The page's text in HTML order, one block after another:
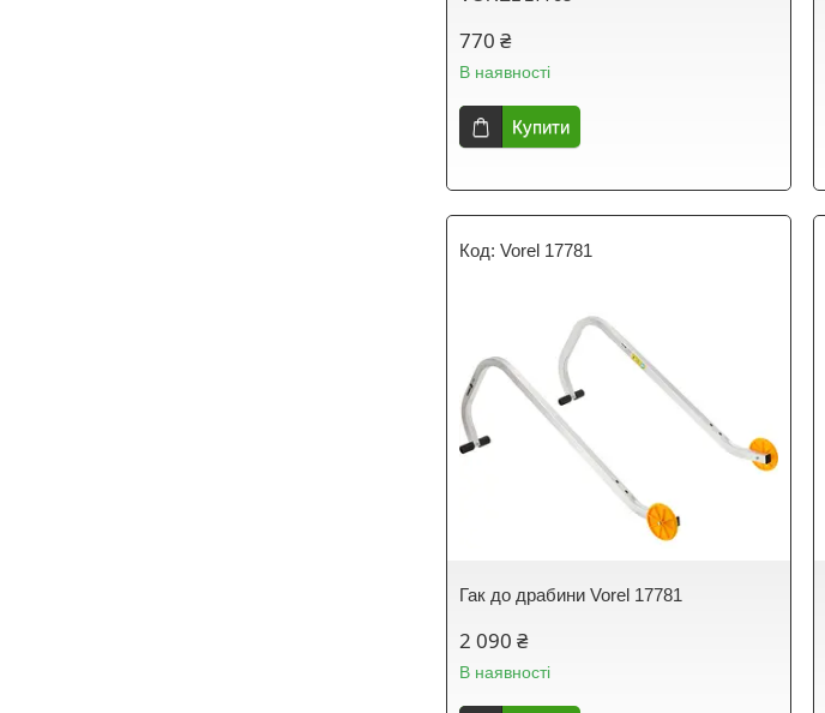
770 ₴
В наявності
Купити
Vorel 17781
Гак до драбини Vorel 17781
2 090 ₴
В наявності